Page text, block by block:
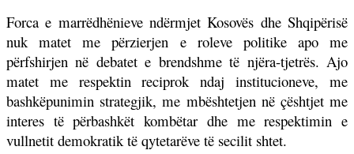
Forca e marrëdhënieve ndërmjet Kosovës dhe Shqipërisë
nuk matet me përzierjen e roleve politike apo me
përfshirjen në debatet e brendshme të njëra-tjetrës. Ajo
matet me respektin reciprok ndaj institucioneve, me
bashkëpunimin strategjik, me mbështetjen në çështjet me
interes të përbashkët kombëtar dhe me respektimin e
vullnetit demokratik të qytetarëve të secilit shtet.